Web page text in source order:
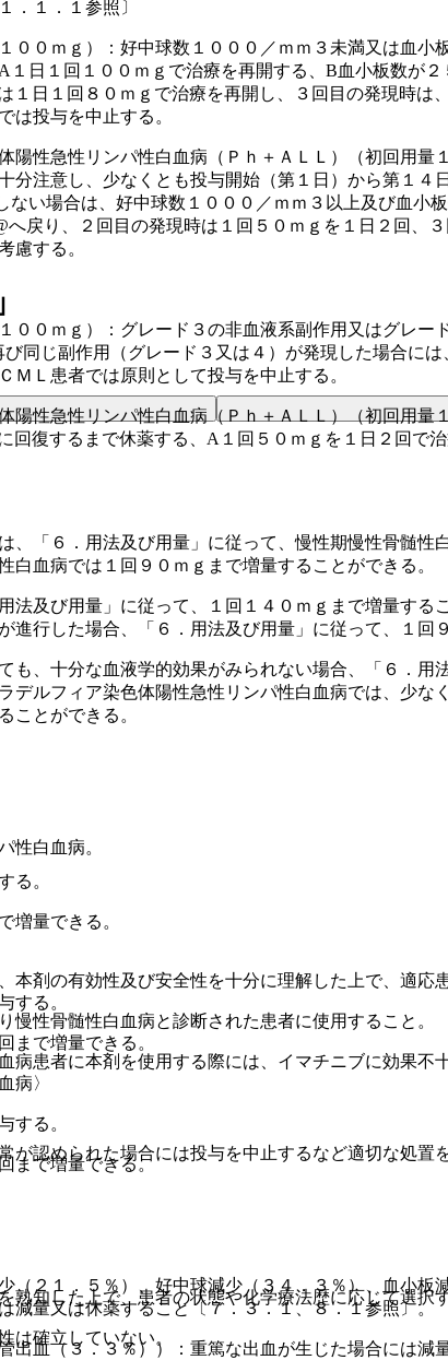
．１．１参照〕
０ｍｇ）：好中球数１０００／ｍｍ３未満又は血小
日１回１００ｍｇで治療を再開する、B血小板数が
１日１回８０ｍｇで治療を再開し、３回目の発現時
は投与を中止する。
性急性リンパ性白血病（Ｐｈ＋ＡＬＬ）（初回用量
注意し、少なくとも投与開始（第１日）から第１４
い場合は、好中球数１０００／ｍｍ３以上及び血小
戻り、２回目の発現時は１回５０ｍｇを１日２回、
慮する。
０ｍｇ）：グレード３の非血液系副作用又はグレー
同じ副作用（グレード３又は４）が発現した場合に
Ｌ患者では原則として投与を中止する。
性急性リンパ性白血病（Ｐｈ＋ＡＬＬ）（初回用量
復するまで休薬する、A１回５０ｍｇを１日２回で
「６．用法及び用量」に従って、慢性期慢性骨髄性
血病では１回９０ｍｇまで増量することができる。
及び用量」に従って、１回１４０ｍｇまで増量する
行した場合、「６．用法及び用量」に従って、１回
、十分な血液学的効果がみられない場合、「６．
デルフィア染色体陽性急性リンパ性白血病では、少
ことができる。
性白血病。
剤の有効性及び安全性を十分に理解した上で、適応
性骨髄性白血病と診断された患者に使用すること。
患者に本剤を使用する際には、イマチニブに効果不
認められた場合には投与を中止するなど適切な処置
２１．５％）、好中球減少（３４．３％）、血小板
減量又は休薬すること〔７．３．１、８．１参照〕。
血（３．３％））：重篤な出血が生じた場合には減
る。
増量できる。
する。
まで増量できる。
病〉
する。
まで増量できる。
知した上で、患者の状態や化学療法歴に応じて選択
確立していない。